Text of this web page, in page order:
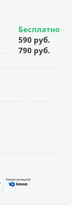
Бесплатно
590 руб.
790 руб.